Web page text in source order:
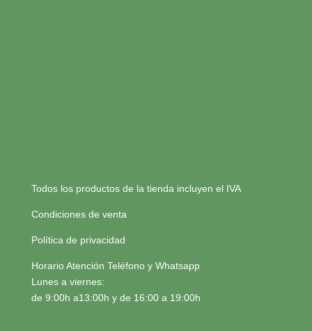
Todos los productos de la tienda incluyen el IVA
Condiciones de venta
Política de privacidad
Horario Atención Teléfono y Whatsapp
Lunes a viernes:
de 9:00h a13:00h y de 16:00 a 19:00h